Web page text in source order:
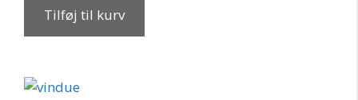
Tilføj til kurv